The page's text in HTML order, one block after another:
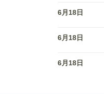
6月18日
6月18日
6月18日